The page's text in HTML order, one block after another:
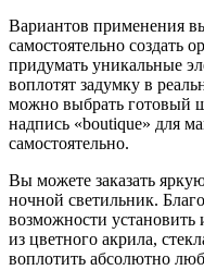
Вариантов применения
самостоятельно создать
придумать уникальные
воплотят задумку в
можно выбрать готовый
надпись «boutique» для
самостоятельно.
Вы можете заказать
ночной светильник.
возможности установить
из цветного акрила,
воплотить абсолютно